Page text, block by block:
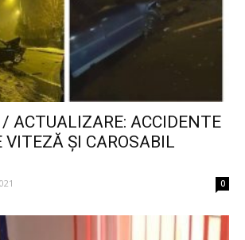
/ ACTUALIZARE: ACCIDENTE
VITEZĂ ȘI CAROSABIL
0